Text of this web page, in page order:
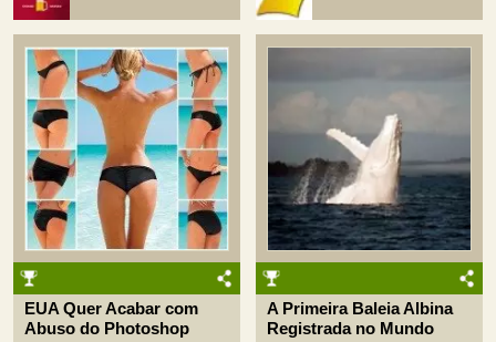
EUA Quer Acabar com
Abuso do Photoshop
A Primeira Baleia Albina
Registrada no Mundo